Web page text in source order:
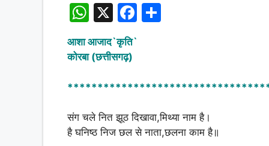
W
at
s
A
p
p
X
F
b
o
o
आशा आजाद`कृति`
कोरबा (छत्तीसगढ़)
संग चले नित झूठ दिखावा,मिथ्या नाम है।
है घनिष्ठ निज छल से नाता,छलना काम है॥